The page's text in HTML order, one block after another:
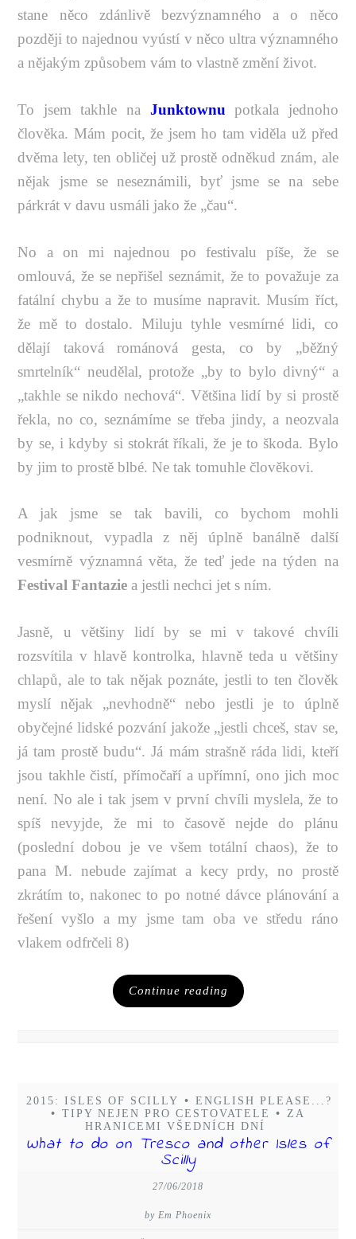
stane něco zdánlivě bezvýznamného a o něco
později to najednou vyústí v něco ultra významného
a nějakým způsobem vám to vlastně změní život.
To jsem takhle na Junktownu potkala jednoho
člověka. Mám pocit, že jsem ho tam viděla už před
dvěma lety, ten obličej už prostě odněkud znám, ale
nějak jsme se neseznámili, byť jsme se na sebe
párkrát v davu usmáli jako že „čau“.
No a on mi najednou po festivalu píše, že se
omlouvá, že se nepřišel seznámit, že to považuje za
fatální chybu a že to musíme napravit. Musím říct,
že mě to dostalo. Miluju tyhle vesmírné lidi, co
dělají taková románová gesta, co by „běžný
smrtelník“ neudělal, protože „by to bylo divný“ a
„takhle se nikdo nechová“. Většina lidí by si prostě
řekla, no co, seznámíme se třeba jindy, a neozvala
by se, i kdyby si stokrát říkali, že je to škoda. Bylo
by jim to prostě blbé. Ne tak tomuhle člověkovi.
A jak jsme se tak bavili, co bychom mohli
podniknout, vypadla z něj úplně banálně další
vesmírně významná věta, že teď jede na týden na
Festival Fantazie a jestli nechci jet s ním.
Jasně, u většiny lidí by se mi v takové chvíli
rozsvítila v hlavě kontrolka, hlavně teda u většiny
chlapů, ale to tak nějak poznáte, jestli to ten člověk
myslí nějak „nevhodně“ nebo jestli je to úplně
obyčejné lidské pozvání jakože „jestli chceš, stav se,
já tam prostě budu“. Já mám strašně ráda lidi, kteří
jsou takhle čistí, přímočaří a upřímní, ono jich moc
není. No ale i tak jsem v první chvíli myslela, že to
spíš nevyjde, že mi to časově nejde do plánu
(poslední dobou je ve všem totální chaos), že to
pana M. nebude zajímat a kecy prdy, no prostě
zkrátím to, nakonec to po notné dávce plánování a
řešení vyšlo a my jsme tam oba ve středu ráno
vlakem odfrčeli 8)
Continue reading
2015: ISLES OF SCILLY •
ENGLISH PLEASE...?
• TIPY NEJEN PRO CESTOVATELE •
ZA
HRANICEMI VŠEDNÍCH DNÍ
What to do on Tresco and other Isles of
Scilly
27/06/2018
by Em Phoenix